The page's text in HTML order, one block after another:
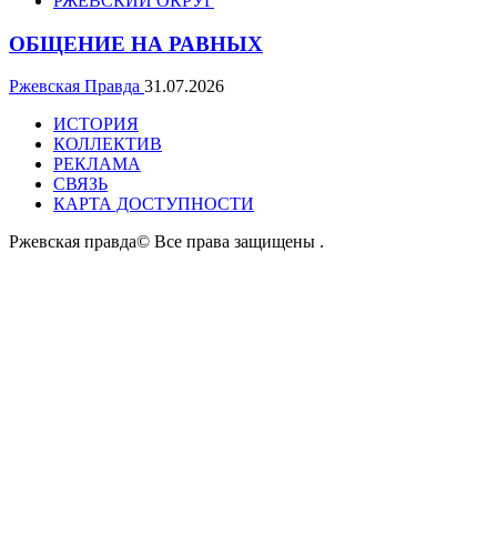
ОБЩЕНИЕ НА РАВНЫХ
Ржевская Правда 31.07.2026
ИСТОРИЯ
КОЛЛЕКТИВ
РЕКЛАМА
СВЯЗЬ
КАРТА ДОСТУПНОСТИ
Ржевская правда© Все права защищены .